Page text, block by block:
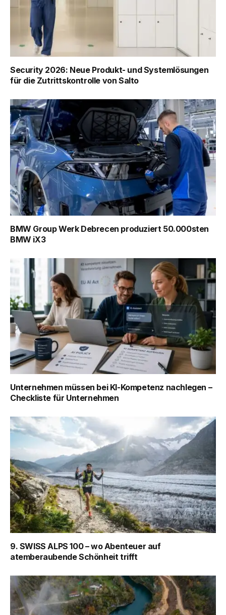
Security 2026: Neue Produkt- und Systemlösungen
für die Zutrittskontrolle von Salto
BMW Group Werk Debrecen produziert 50.000sten
BMW iX3
Unternehmen müssen bei KI-Kompetenz nachlegen –
Checkliste für Unternehmen
9. SWISS ALPS 100 – wo Abenteuer auf
atemberaubende Schönheit trifft